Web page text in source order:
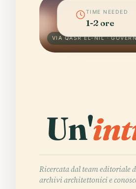
VIA QASR EL-NIL ·
TIME NEEDED
1-2 ore
Un'
Ricercata dal team editoriale
archivi architettonici e